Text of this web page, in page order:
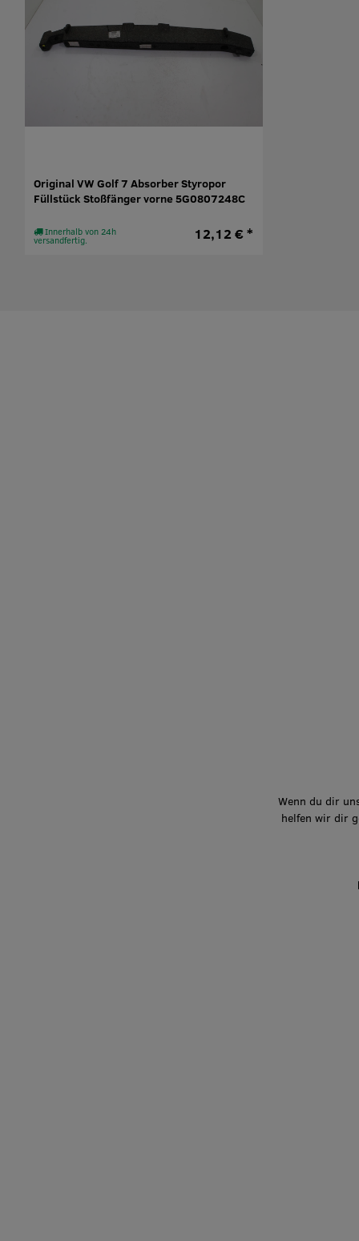
Original VW Golf 7 Absorber Styropor
Füllstück Stoßfänger vorne 5G0807248C
Innerhalb von 24h
versandfertig. 12,12 € *
Wenn du dir
helfen wir dir